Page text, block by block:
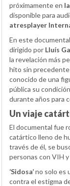
próximamente en
disponible para
atresplayer
En este
dirigido por Lluís
la revelación más
hito sin
conocido de una
pública su
durante años para
Un viaje
El documental fue
catártico lleno de
través de él, se
personas con VIH
‘Sidosa’no solo es
contra el estigma